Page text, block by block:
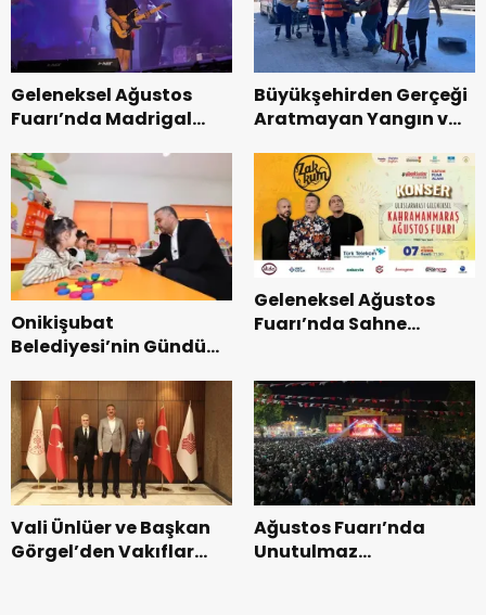
Geleneksel Ağustos
Fuarı’nda Madrigal
Büyükşehirden Gerçeği
Aratmayan Yangın ve
Onikişubat
Belediyesi’nin Gündüz
dönemin ön kayıtları
başladı.
Geleneksel Ağustos
Fuarı’nda Sahne
Vali Ünlüer ve Başkan
Görgel’den Vakıflar
Ağustos Fuarı’nda
Unutulmaz